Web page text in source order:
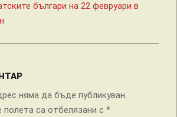
българи на 22 февруари в
няма да бъде публикуван.
са отбелязани с *